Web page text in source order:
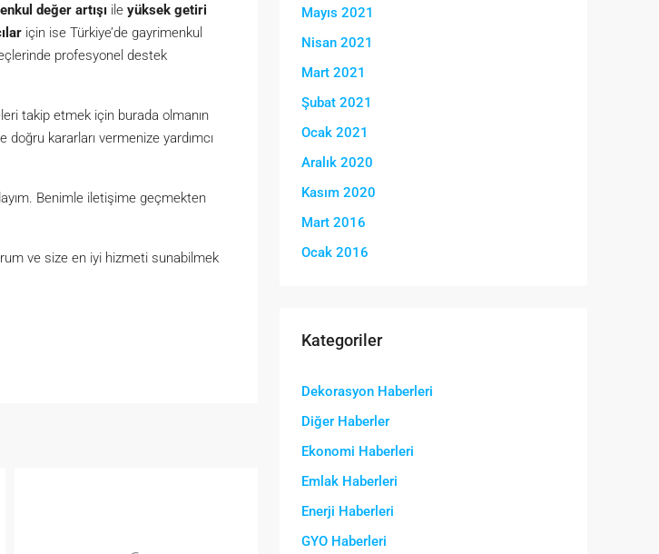
değer artışı ile yüksek getiri
için ise Türkiye’de gayrimenkul
profesyonel destek
takip etmek için burada olmanın
kararları vermenize yardımcı
Benimle iletişime geçmekten
ve size en iyi hizmeti sunabilmek
Mayıs 2021
Nisan 2021
Mart 2021
Şubat 2021
Ocak 2021
Aralık 2020
Kasım 2020
Mart 2016
Ocak 2016
Kategoriler
Dekorasyon Haberleri
Diğer Haberler
Ekonomi Haberleri
Emlak Haberleri
Enerji Haberleri
GYO Haberleri